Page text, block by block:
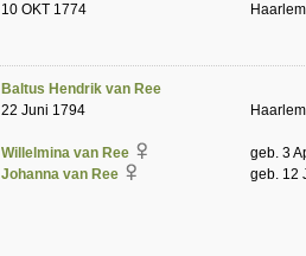
10 OKT 1774 Haarlem
Baltus Hendrik van Ree
22 Juni 1794
Haarlem
Willelmina van Ree
geb. 3
Johanna van Ree
geb. 12